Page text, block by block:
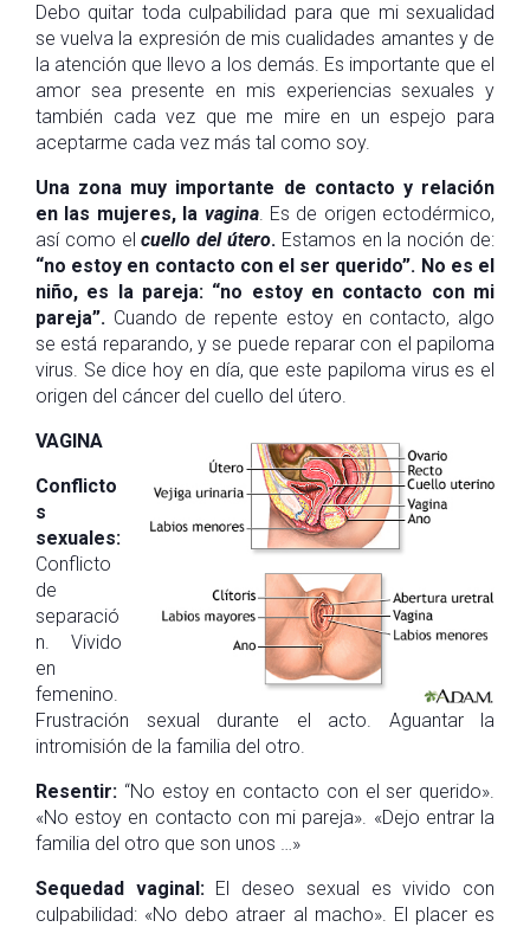
Debo quitar toda culpabilidad para que mi sexualidad
se vuelva la expresión de mis cualidades amantes y de
la atención que llevo a los demás. Es importante que el
amor sea presente en mis experiencias sexuales y
también cada vez que me mire en un espejo para
aceptarme cada vez más tal como soy.
Una zona muy importante de contacto y relación
en las mujeres, la vagina. Es de origen ectodérmico,
así como elcuello del útero. Estamos en la noción de:
“no estoy en contacto con el ser querido”. No es el
niño, es la pareja: “no estoy en contacto con mi
pareja”. Cuando de repente estoy en contacto, algo
se está reparando, y se puede reparar con el papiloma
virus. Se dice hoy en día, que este papiloma virus es el
origen del cáncer del cuello del útero.
VAGINA
Conflicto
s
sexuales:
Conflicto
de
separació
n. Vivido
en
femenino.
Frustración sexual durante el acto. Aguantar la
intromisión de la familia del otro.
Resentir: “No estoy en contacto con el ser querido».
«No estoy en contacto con mi pareja». «Dejo entrar la
familia del otro que son unos …»
Sequedad vaginal: El deseo sexual es vivido con
culpabilidad: «No debo atraer al macho». El placer es